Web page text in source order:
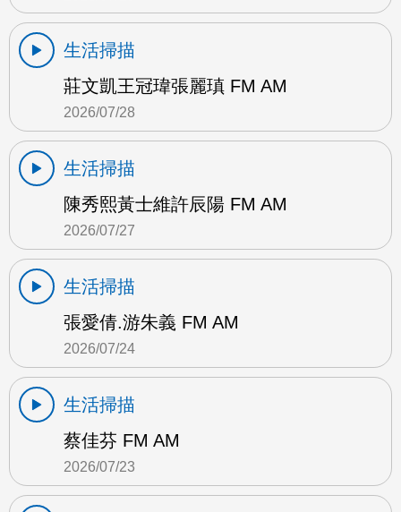
生活掃描
莊文凱王冠瑋張麗瑱 FM AM
2026/07/28
生活掃描
陳秀熙黃士維許辰陽 FM AM
2026/07/27
生活掃描
張愛倩.游朱義 FM AM
2026/07/24
生活掃描
蔡佳芬 FM AM
2026/07/23